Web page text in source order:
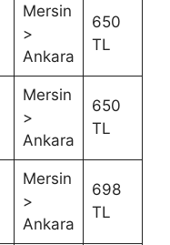
Mersin
>
Ankara
650
TL
Mersin
>
Ankara
650
TL
Mersin
>
Ankara
698
TL